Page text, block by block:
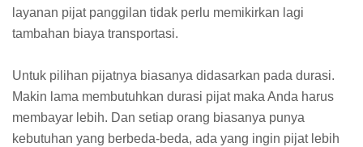
layanan pijat panggilan tidak perlu memikirkan lagi
tambahan biaya transportasi.
Untuk pilihan pijatnya biasanya didasarkan pada durasi.
Makin lama membutuhkan durasi pijat maka Anda harus
membayar lebih. Dan setiap orang biasanya punya
kebutuhan yang berbeda-beda, ada yang ingin pijat lebih